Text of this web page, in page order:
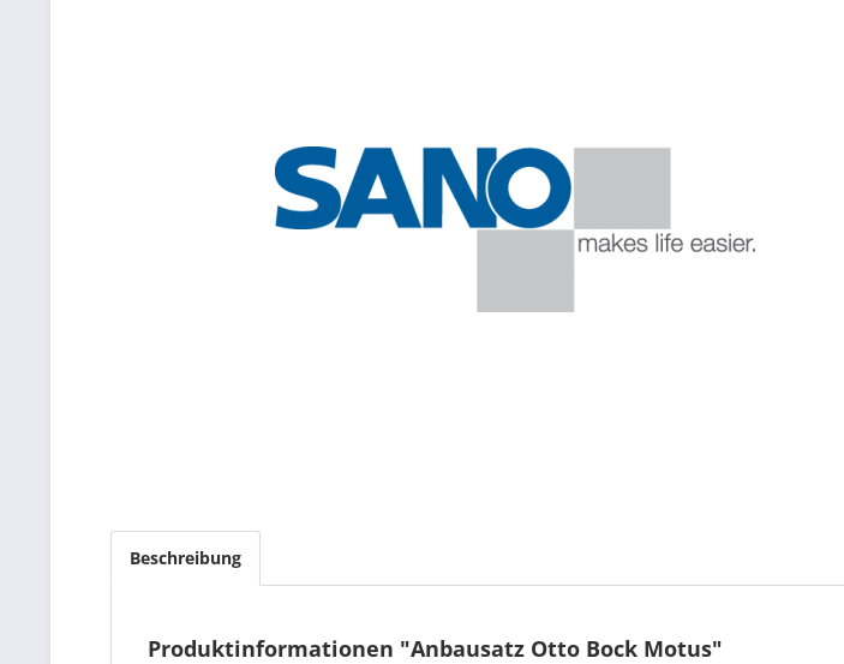
Beschreibung
Produktinformationen "Anbausatz Otto Bock Motus"